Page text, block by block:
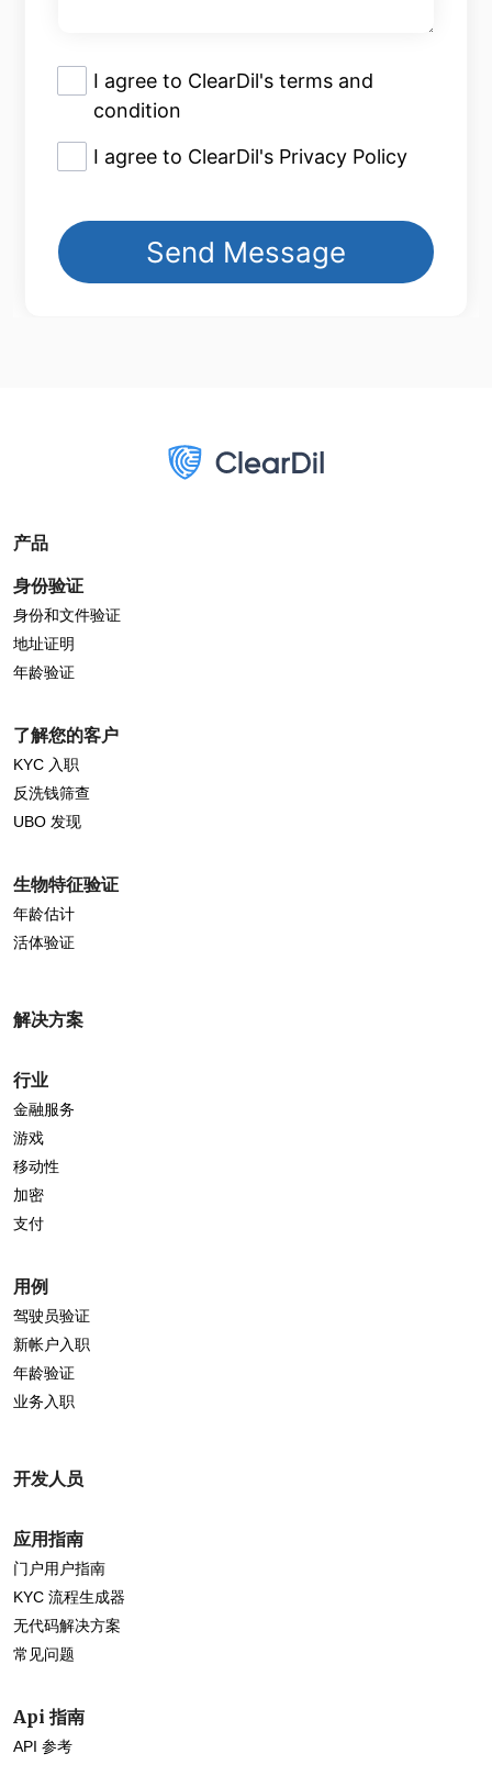
产品
身份验证
身份和文件验证
地址证明
年龄验证
了解您的客户
KYC 入职
反洗钱筛查
UBO 发现
生物特征验证
年龄估计
活体验证
解决方案
行业
金融服务
游戏
移动性
加密
支付
用例
驾驶员验证
新帐户入职
年龄验证
业务入职
开发人员
应用指南
门户用户指南
KYC 流程生成器
无代码解决方案
常见问题
Api 指南
API 参考